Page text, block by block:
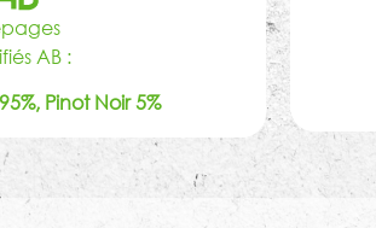
AB :
Pinot Noir 5%